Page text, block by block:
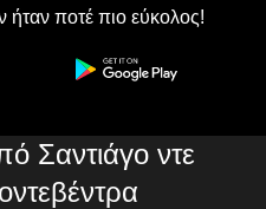
ήταν ποτέ πιο εύκολος!
Σαντιάγο ντε